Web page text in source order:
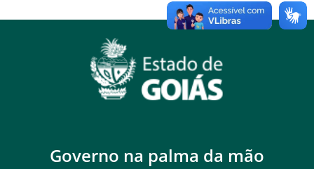
Governo na palma da mão